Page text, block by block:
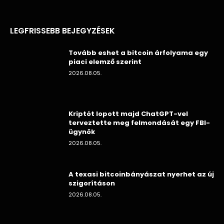
LEGFRISSEBB BEJEGYZÉSEK
Tovább eshet a bitcoin árfolyama egy
piaci elemző szerint
2026.08.05.
Kriptót lopott majd ChatGPT-vel
terveztette meg felmondását egy FBI-
ügynök
2026.08.05.
A texasi bitcoinbányászat nyerhet az új
szigorításon
2026.08.05.